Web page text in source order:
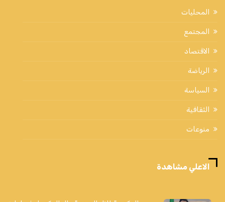
المحليات
المجتمع
الاقتصاد
الرياضة
السياسة
الثقافية
منوعات
الاعلي مشاهدة